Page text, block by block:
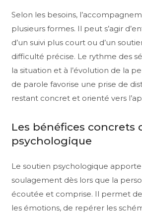
Selon les besoins,
plusieurs formes. Il peut s’agir
d’un suivi plus court ou d’un
difficulté précise. Le rythme des
la situation et à l’évolution de la
de parole favorise une prise de
restant concret et orienté vers
Les bénéfices concrets
psychologique
Le soutien psychologique
soulagement dès lors que la
écoutée et comprise. Il permet
les émotions, de repérer les